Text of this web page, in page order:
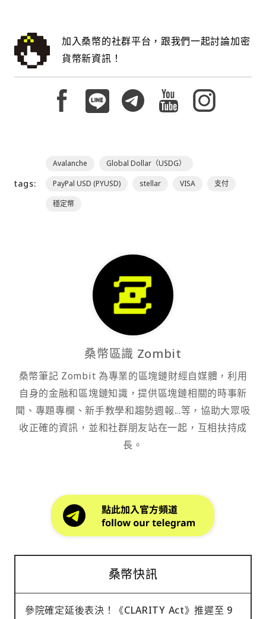
加入桑幣的社群平台，跟我們一起討論加密
貨幣新資訊！
tags:
Avalanche
Global Dollar（USDG）
PayPal USD (PYUSD)
stellar VISA
支付
穩定幣
桑幣區識 Zombit
桑幣筆記 Zombit 為專業的區塊鏈財經自媒體，利用
自身的金融和區塊鏈知識，提供區塊鏈相關的時事新
聞、專題專欄、新手教學和趨勢週報...等，協助大眾吸
收正確的資訊，並和社群朋友站在一起，互相扶持成
長。
桑幣快訊
參院確定延後表決！《CLARITY Act》推遲至 9